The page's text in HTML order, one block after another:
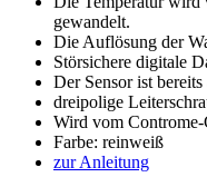
gewandelt.
Die Auflösung der
Störsichere digitale
Der Sensor ist
dreipolige
Wird vom Controme-
Farbe: reinweiß
zur Anleitung